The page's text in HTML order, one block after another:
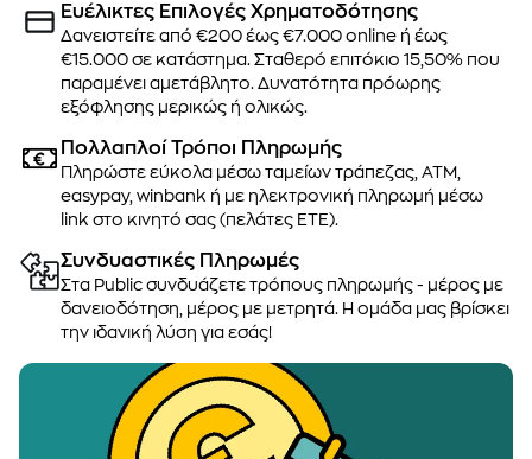
Ευέλικτες Επιλογές Χρηματοδότησης
Δανειστείτε από €200 έως €7.000 online ή έως
€15.000 σε κατάστημα. Σταθερό επιτόκιο 15,50% που
παραμένει αμετάβλητο. Δυνατότητα πρόωρης
εξόφλησης μερικώς ή ολικώς.
Πολλαπλοί Τρόποι Πληρωμής
Πληρώστε εύκολα μέσω ταμείων τράπεζας, ATM,
easypay, winbank ή με ηλεκτρονική πληρωμή μέσω
link στο κινητό σας (πελάτες ΕΤΕ).
Συνδυαστικές Πληρωμές
Στα Public συνδυάζετε τρόπους πληρωμής - μέρος με
δανειοδότηση, μέρος με μετρητά. Η ομάδα μας βρίσκει
την ιδανική λύση για εσάς!